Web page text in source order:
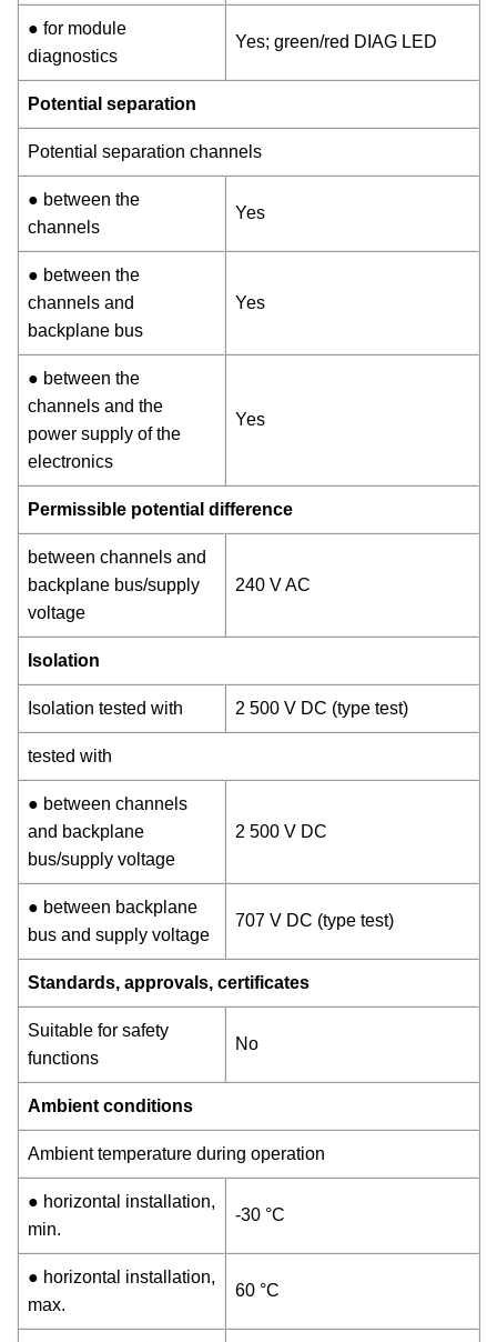
● for module
diagnostics
Yes; green/red DIAG LED
Potential separation
Potential separation channels
● between the
channels
Yes
● between the
channels and
backplane bus
Yes
● between the
channels and the
power supply of the
electronics
Yes
Permissible potential difference
between channels and
backplane bus/supply
voltage
240 V AC
Isolation
Isolation tested with 2 500 V DC (type test)
tested with
● between channels
and backplane
bus/supply voltage
2 500 V DC
● between backplane
bus and supply voltage
707 V DC (type test)
Standards, approvals, certificates
Suitable for safety
functions
No
Ambient conditions
Ambient temperature during operation
● horizontal installation,
min.
-30 °C
● horizontal installation,
max.
60 °C